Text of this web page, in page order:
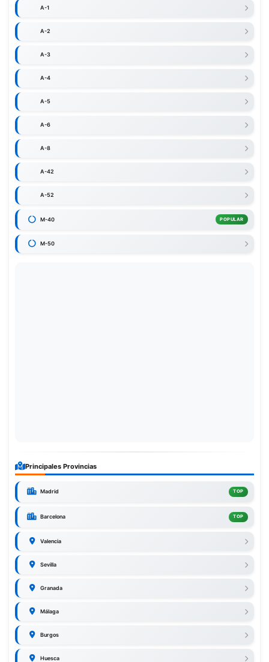
A-1
A-2
A-3
A-4
A-5
A-6
A-8
A-42
A-52
M-40 POPULAR
M-50
Principales Provincias
Madrid TOP
Barcelona TOP
Valencia
Sevilla
Granada
Málaga
Burgos
Huesca